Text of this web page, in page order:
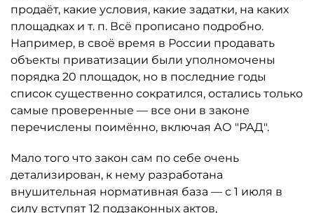
продаёт, какие условия, какие задатки, на каких
площадках и т. п. Всё прописано подробно.
Например, в своё время в России продавать
объекты приватизации были уполномочены
порядка 20 площадок, но в последние годы
список существенно сократился, остались только
самые проверенные — все они в законе
перечислены поимённо, включая АО "РАД".
Мало того что закон сам по себе очень
детализирован, к нему разработана
внушительная нормативная база — с 1 июля в
силу вступят 12 подзаконных актов,